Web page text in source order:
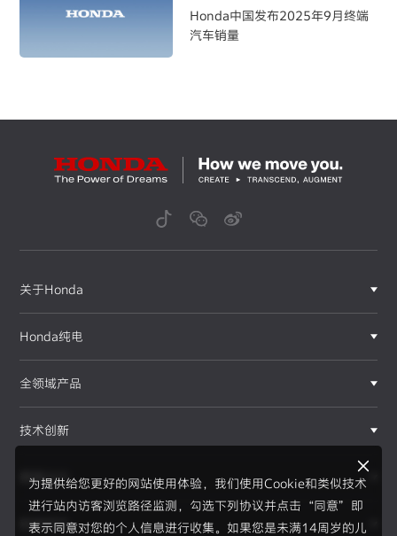
Honda中国发布2025年9月终端
汽车销量
为提供给您更好的网站使用体验，我们使用Cookie和类似技术
进行站内访客浏览路径监测，勾选下列协议并点击“同意”即
表示同意对您的个人信息进行收集。如果您是未满14周岁的儿
关于Honda
Honda纯电
全领域产品
技术创新
赛事运动
新闻资讯